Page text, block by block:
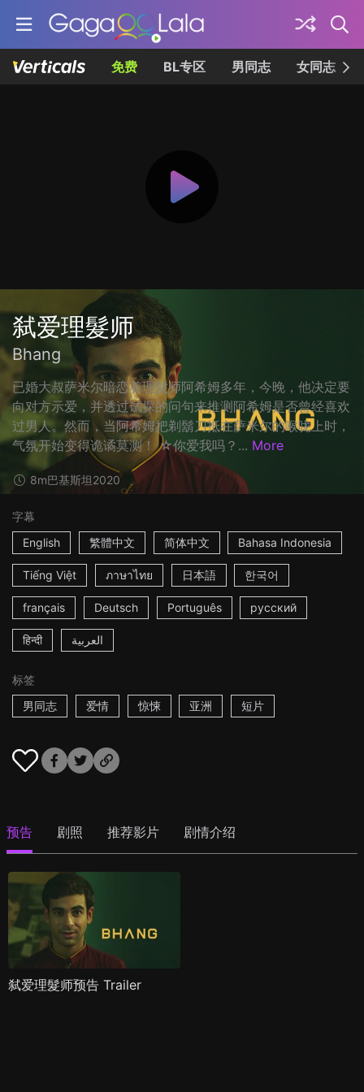
免费 BL专区 男同志 女同志
弑爱理髮师
Bhang
已婚大叔萨米尔暗恋着理髮师阿希姆多年，今晚，他决定要
向对方示爱，并透过试探的问句来推测阿希姆是否曾经喜欢
过男人。然而，当阿希姆把剃鬍刀抵在萨米尔的喉咙上时，
气氛开始变得诡谲莫测！ ☆你爱我吗？... More
8m巴基斯坦2020
字幕
English
繁體中文 简体中文 Bahasa Indonesia
Tiếng Việt ภาษาไทย 日本語 한국어
français Deutsch Português русский
हिन्दी العربية
标签
男同志
爱情 惊悚 亚洲 短片
预告 剧照 推荐影片 剧情介绍
弑爱理髮师预告 Trailer